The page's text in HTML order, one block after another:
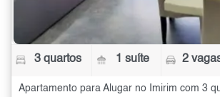
3 quartos 1 suíte 2
Apartamento para Alugar no Imirim com 3